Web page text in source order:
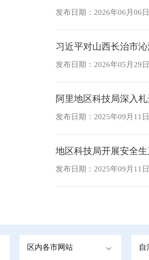
发布日期：2026年06月06日
习近平对山西长治市
发布日期：2026年05月29日
阿里地区科技局深入
发布日期：2025年09月11日
地区科技局开展安全
发布日期：2025年09月11日
区内各市网站 自